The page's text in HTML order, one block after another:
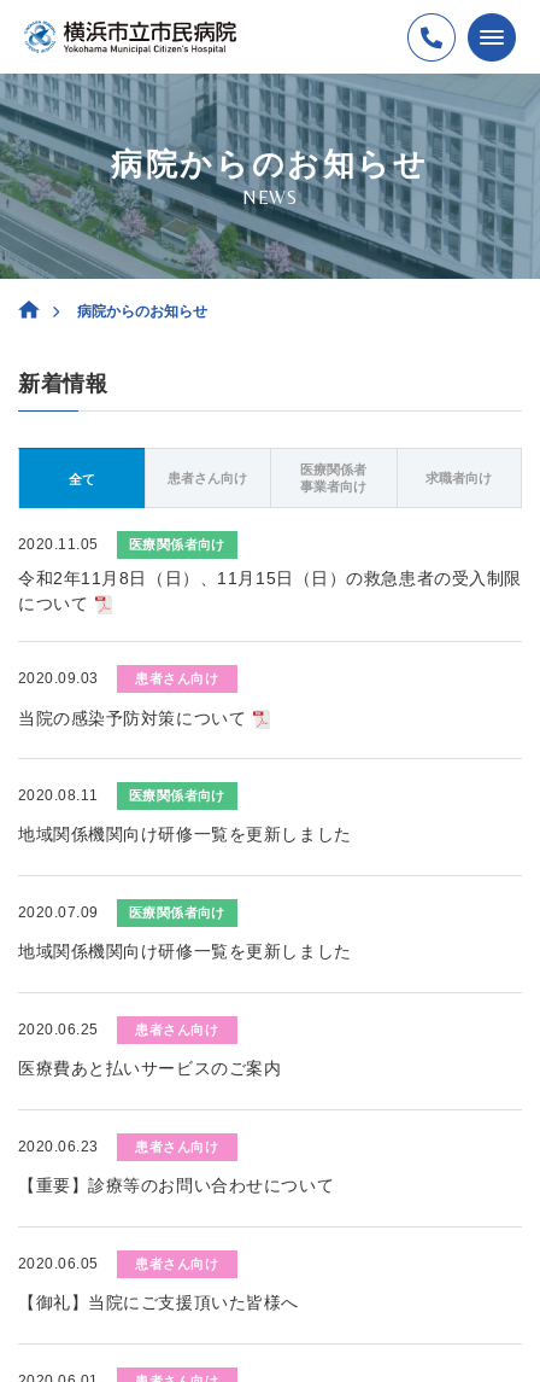
病院からのお知らせ
NEWS
病院からのお知らせ
新着情報
全て 患者さん向け
医療関係者
事業者向け
求職者向け
2020.11.05 医療関係者向け
令和2年11月8日（日）、11月15日（日）の救急患者の受入制限
について
2020.09.03 患者さん向け
当院の感染予防対策について
2020.08.11 医療関係者向け
地域関係機関向け研修一覧を更新しました
2020.07.09 医療関係者向け
地域関係機関向け研修一覧を更新しました
2020.06.25 患者さん向け
医療費あと払いサービスのご案内
2020.06.23 患者さん向け
【重要】診療等のお問い合わせについて
2020.06.05 患者さん向け
【御礼】当院にご支援頂いた皆様へ